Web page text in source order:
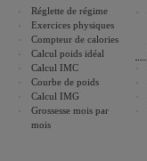
Réglette de régime
Exercices physiques
Compteur de calories
Calcul poids idéal
Calcul IMC
Courbe de poids
Calcul IMG
Grossesse mois par
mois